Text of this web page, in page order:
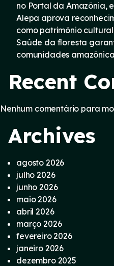
no Portal da Amazônia,
Alepa aprova
como patrimônio cultural
Saúde da floresta
comunidades
Recent
Nenhum comentário para
Archives
agosto 2026
julho 2026
junho 2026
maio 2026
abril 2026
março 2026
fevereiro 2026
janeiro 2026
dezembro 2025